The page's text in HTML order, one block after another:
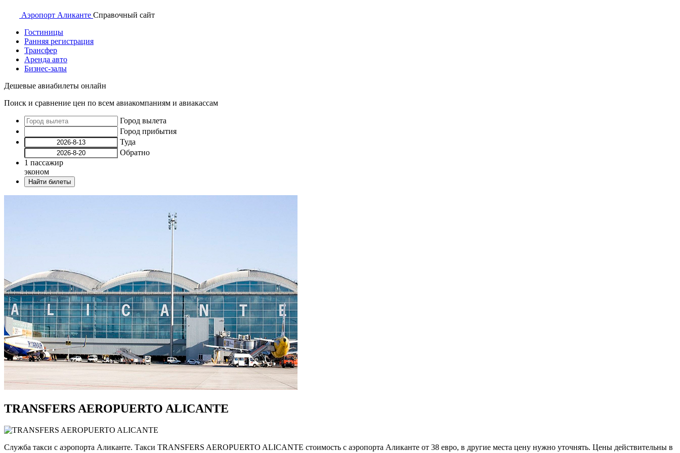
Аэропорт Аликанте Справочный сайт
Гостиницы
Ранняя регистрация
Трансфер
Аренда авто
Бизнес-залы
Дешевые авиабилеты онлайн
Поиск и сравнение цен по всем авиакомпаниям и авиакассам
Город вылета
Город прибытия
Туда
Обратно
1 пассажир
эконом
Найти билеты
TRANSFERS AEROPUERTO ALICANTE
Служба такси с аэропорта Аликанте. Такси TRANSFERS AEROPUERTO ALICANTE стоимость с аэропорта Аликанте от 38 евро, в другие места цену нужно уточнять. Цены действительны в